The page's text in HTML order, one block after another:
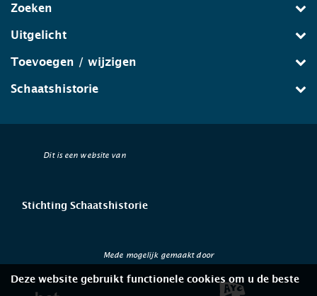
Zoeken
Uitgelicht
Toevoegen / wijzigen
Schaatshistorie
Dit is een website van
Stichting Schaatshistorie
Mede mogelijk gemaakt door
Deze website gebruikt functionele cookies om u de beste